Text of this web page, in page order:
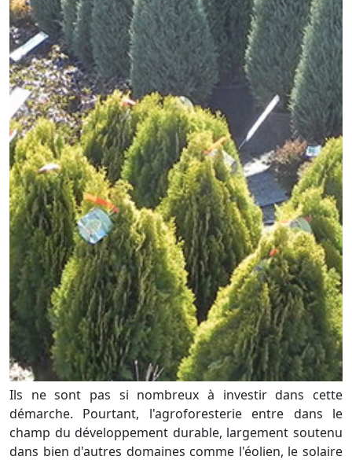
Ils ne sont pas si nombreux à investir dans cette
démarche. Pourtant, l'agroforesterie entre dans le
champ du développement durable, largement soutenu
dans bien d'autres domaines comme l'éolien, le solaire